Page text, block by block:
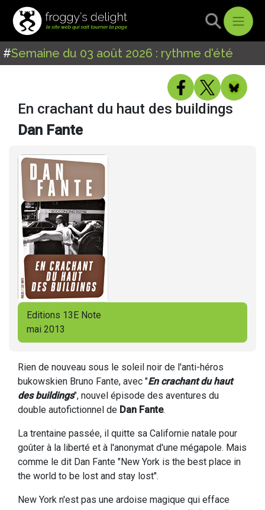
#Semaine du 03 août 2026 : rythme d'été
En crachant du haut des buildings
Dan Fante
Editions 13E Note
mai 2013
Rien de nouveau sous le soleil noir de l'anti-héros
bukowskien Bruno Fante, avec "En crachant du haut
des buildings", nouvel épisode des aventures du
double autofictionnel de Dan Fante.
La trentaine passée, il quitte sa Californie natale pour
goûter à la liberté et à l'anonymat d'une mégapole. Mais
comme le dit Dan Fante "New York is the best place in
the world to be lost and stay lost".
New York n'est pas une ardoise magique qui efface